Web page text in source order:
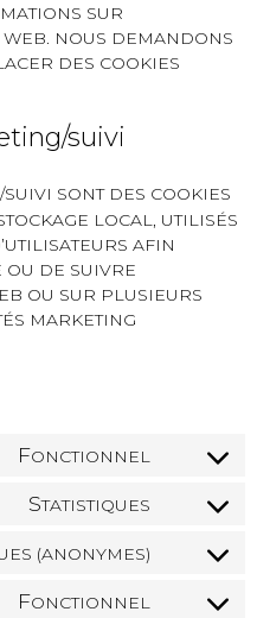
SUR
WEB. NOUS DEMANDONS
DES COOKIES
suivi
SONT DES COOKIES
LOCAL, UTILISÉS
AFIN
OU DE SUIVRE
OU SUR PLUSIEURS
MARKETING
FONCTIONNEL
STATISTIQUES
(ANONYMES)
FONCTIONNEL